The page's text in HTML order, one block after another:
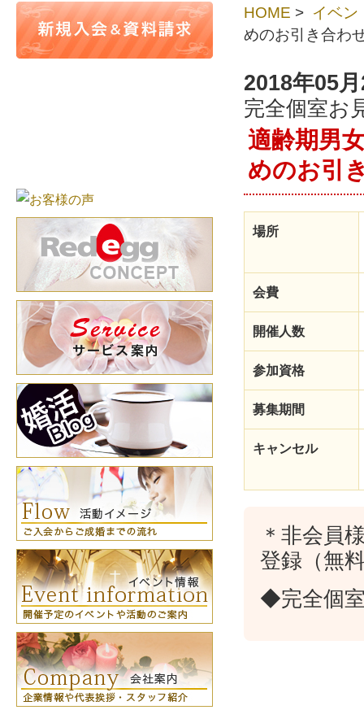
HOME > イベン
めのお引き合わ
2018年05
完全個室お
適齢期男
めのお引
場所
会費
開催人数
参加資格
募集期間
キャンセル
＊非会員
登録（無
◆完全個